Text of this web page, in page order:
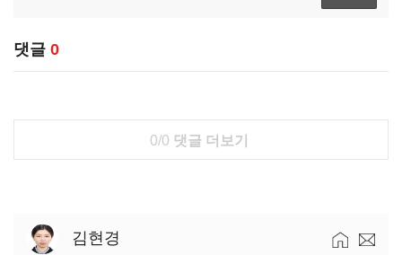
댓글 0
0/0 댓글 더보기
김현경